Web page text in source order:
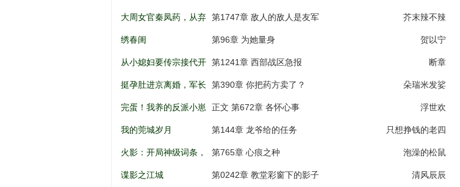
大周女官秦凤药，从弃
儿到权利巅
第1747章 敌人的敌人是友军 芥末辣不辣
绣春闺 第96章 为她量身 贺以宁
从小媳妇要传宗接代开
始
第1241章 西部战区急报 断章
挺孕肚进京离婚，军长
低头轻声哄
第390章 你把药方卖了？ 朵瑞米发娑
完蛋！我养的反派小崽
全是大佬
正文 第672章 各怀心事 浮世欢
我的莞城岁月 第144章 龙爷给的任务 只想挣钱的老四
火影：开局神级词条，
忍界破大防
第765章 心痕之种 泡澡的松鼠
谍影之江城 第0242章 教堂彩窗下的影子 清风辰辰